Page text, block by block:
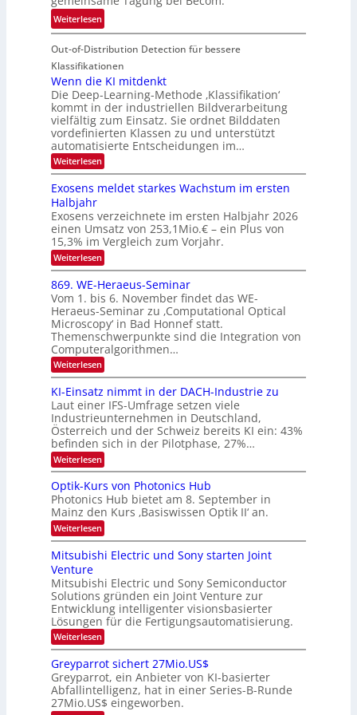
e
i
n
n
V
I
S
I
O
N
T
e
c
h
T
a
k
s
T
o
r
e
n
a
u
f
d
e
r
V
S
I
O
N
2
0
2
6
Weiterlesen:
T
a
g
u
n
g
z
u
E
l
e
t
r
o
n
k
-
u
n
d
B
i
l
d
v
e
r
a
r
b
e
i
n
g
s
-
T
e
n
d
Out-of-Distribution Detection für bessere
Klassifikationen
Wenn die KI mitdenkt
Die Deep-Learning-Methode ‚Klassifikation‘
kommt in der industriellen Bildverarbeitung
vielfältig zum Einsatz. Sie ordnet Bilddaten
vordefinierten Klassen zu und unterstützt
automatisierte Entscheidungen im…
Weiterlesen:
W
n
d
i
e
K
I
m
i
t
d
e
n
k
t
Exosens meldet starkes Wachstum im ersten
Halbjahr
Exosens verzeichnete im ersten Halbjahr 2026
einen Umsatz von 253,1Mio.€ – ein Plus von
15,3% im Vergleich zum Vorjahr.
Weiterlesen:
E
x
o
s
e
n
s
m
e
l
d
e
t
s
t
a
r
k
e
W
a
c
h
s
u
i
m
e
r
s
t
e
n
H
a
l
b
869. WE-Heraeus-Seminar
Vom 1. bis 6. November findet das WE-
Heraeus-Seminar zu ‚Computational Optical
Microscopy‘ in Bad Honnef statt.
Themenschwerpunkte sind die Integration von
Computeralgorithmen…
Weiterlesen:
8
9
.
W
E
-
H
e
r
a
e
u
s
-
S
e
n
a
r
KI-Einsatz nimmt in der DACH-Industrie zu
Laut einer IFS-Umfrage setzen viele
Industrieunternehmen in Deutschland,
Österreich und der Schweiz bereits KI ein: 43%
befinden sich in der Pilotphase, 27%…
Weiterlesen:
K
-
E
i
n
s
t
n
m
m
t
i
n
d
e
r
D
A
Optik-Kurs von Photonics Hub
Photonics Hub bietet am 8. September in
Mainz den Kurs ‚Basiswissen Optik II‘ an.
Weiterlesen:
O
p
t
k
-
K
u
r
s
v
o
n
P
h
o
Mitsubishi Electric und Sony starten Joint
Venture
Mitsubishi Electric und Sony Semiconductor
Solutions gründen ein Joint Venture zur
Entwicklung intelligenter visionsbasierter
Lösungen für die Fertigungsautomatisierung.
Weiterlesen:
M
t
s
u
b
Greyparrot sichert 27Mio.US$
Greyparrot, ein Anbieter von KI-basierter
Abfallintelligenz, hat in einer Series-B-Runde
27Mio.US$ eingeworben.